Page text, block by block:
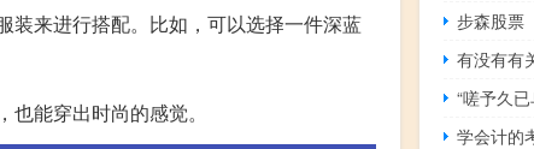
装来进行搭配。比如，可以选择一件深蓝
能穿出时尚的感觉。
步森股票
有没有有
“嗟予久
学会计的